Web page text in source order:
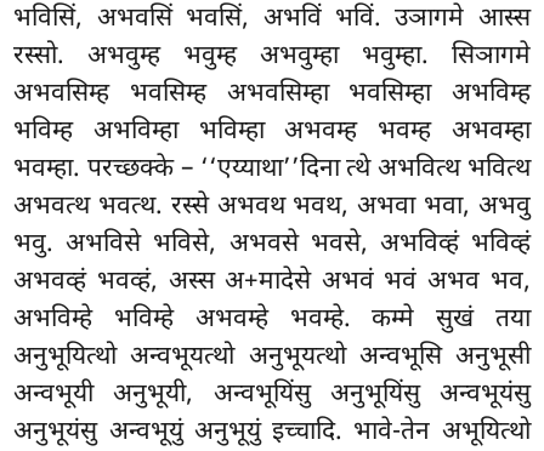
भविसिं, अभवसिं भवसिं, अभविं भविं. उञागमे आस्स
रस्सो. अभवुम्ह भवुम्ह अभवुम्हा भवुम्हा. सिञागमे
अभवसिम्ह भवसिम्ह अभवसिम्हा भवसिम्हा अभविम्ह
भविम्ह अभविम्हा भविम्हा अभवम्ह भवम्ह अभवम्हा
भवम्हा. परच्छक्के – ‘‘एय्याथा’’दिना त्थे अभवित्थ भवित्थ
अभवत्थ भवत्थ. रस्से अभवथ भवथ, अभवा भवा, अभवु
भवु. अभविसे भविसे, अभवसे भवसे, अभविव्हं भविव्हं
अभवव्हं भवव्हं, अस्स अ+मादेसे अभवं भवं अभव भव,
अभविम्हे भविम्हे अभवम्हे भवम्हे. कम्मे सुखं तया
अनुभूयित्थो अन्वभूयत्थो अनुभूयत्थो अन्वभूसि अनुभूसी
अन्वभूयी अनुभूयी, अन्वभूयिंसु अनुभूयिंसु अन्वभूयंसु
अनुभूयंसु अन्वभूयुं अनुभूयुं इच्चादि. भावे-तेन अभूयित्थो